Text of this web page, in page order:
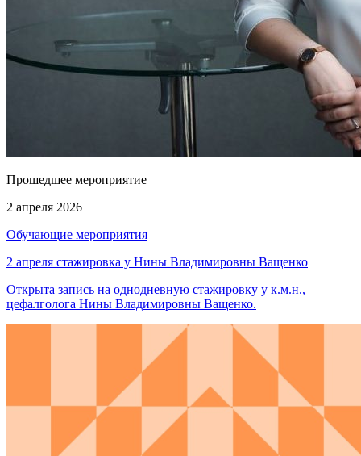
Прошедшее мероприятие
2 апреля 2026
Обучающие мероприятия
2 апреля стажировка у Нины Владимировны Ващенко
Открыта запись на однодневную стажировку у к.м.н.,
цефалголога Нины Владимировны Ващенко.